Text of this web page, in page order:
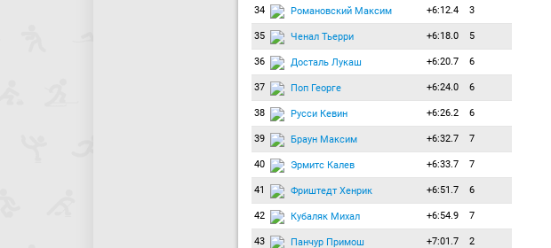
34 Романовский Максим +6:12.4 3
35 Ченал Тьерри +6:18.0 5
36 Досталь Лукаш +6:20.7 6
37 Поп Георге +6:24.0 6
38 Русси Кевин +6:26.2 6
39 Браун Максим +6:32.7 7
40 Эрмитс Калев +6:33.7 7
41 Фриштедт Хенрик +6:51.7 6
42 Кубаляк Михал +6:54.9 7
43 Панчур Примош +7:01.7 2